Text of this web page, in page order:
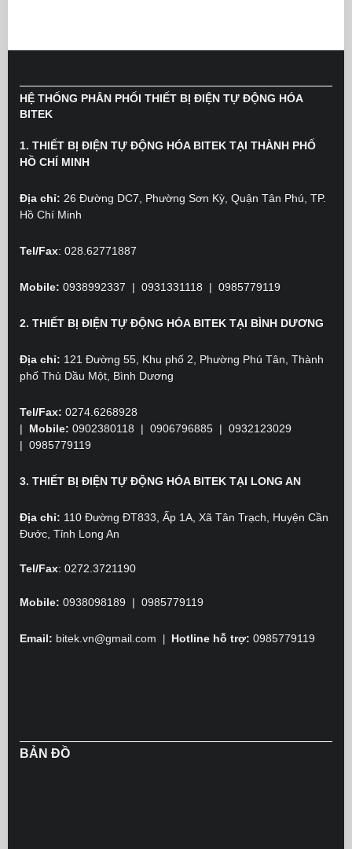
HỆ THỐNG PHÂN PHỐI THIẾT BỊ ĐIỆN TỰ ĐỘNG HÓA
BITEK
1. THIẾT BỊ ĐIỆN TỰ ĐỘNG HÓA BITEK TẠI THÀNH PHỐ
HỒ CHÍ MINH
Địa chỉ: 26 Đường DC7, Phường Sơn Kỳ, Quận Tân Phú, TP.
Hồ Chí Minh
Tel/Fax: 028.62771887
Mobile: 0938992337 | 0931331118 | 0985779119
2. THIẾT BỊ ĐIỆN TỰ ĐỘNG HÓA BITEK TẠI BÌNH DƯƠNG
Địa chỉ: 121 Đường 55, Khu phố 2, Phường Phú Tân, Thành
phố Thủ Dầu Một, Bình Dương
Tel/Fax: 0274.6268928
|
Mobile: 0902380118 | 0906796885 | 0932123029
| 0985779119
3. THIẾT BỊ ĐIỆN TỰ ĐỘNG HÓA BITEK TẠI LONG AN
Địa chỉ: 110 Đường ĐT833, Ấp 1A, Xã Tân Trạch, Huyện Cần
Đước, Tỉnh Long An
Tel/Fax: 0272.3721190
Mobile: 0938098189 | 0985779119
Email: bitek.vn@gmail.com Hotline hỗ trợ: 0985779119
BẢN ĐỒ